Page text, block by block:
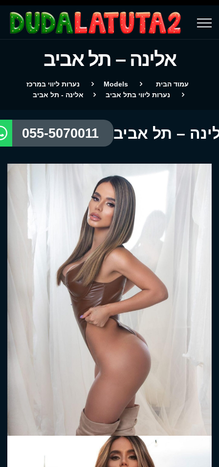
אלינה – תל אביב
עמוד הבית Models
נערות ליווי במרכז
נערות ליווי בתל אביב
אלינה - תל אביב
– תל אביב 055-5070011